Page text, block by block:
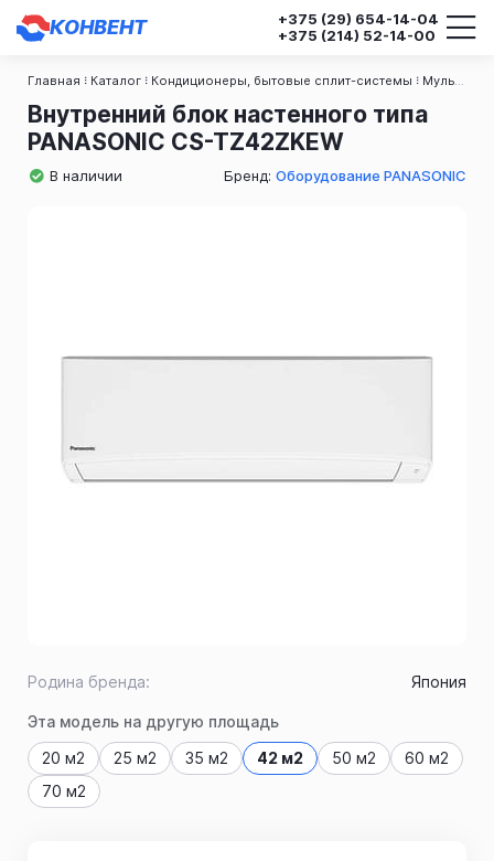
КОНВЕНТ +375 (29) 654-14-04
+375 (214) 52-14-00
Главная Каталог Кондиционеры, бытовые сплит-системы Мульти-сплит системы
Внутренний блок настенного типа
PANASONIC CS-TZ42ZKEW
В наличии Бренд: Оборудование PANASONIC
Родина бренда: Япония
Эта модель на другую площадь
20 м2
25 м2 35 м2 42 м2 50 м2
60 м2
70 м2